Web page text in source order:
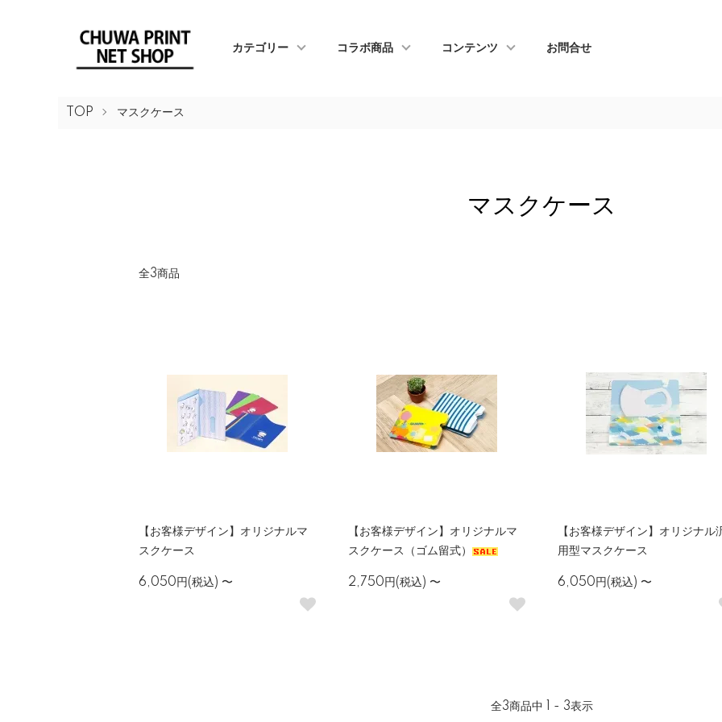
カテゴリー コラボ商品 コンテンツ お問合せ
TOP マスクケース
マスクケース
全3商品
【お客様デザイン】オリジナルマ
スクケース
6,050円(税込) 〜
【お客様デザイン】オリジナルマ
スクケース（ゴム留式）
2,750円(税込) 〜
【お客様デザイン】オリジナル
用型マスクケース
6,050円(税込) 〜
全3商品中 1 - 3表示